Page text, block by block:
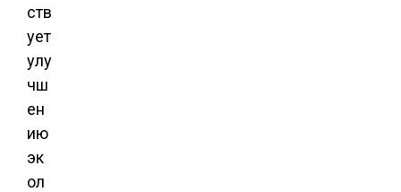
ств
ует
улу
чш
ен
ию
эк
ол